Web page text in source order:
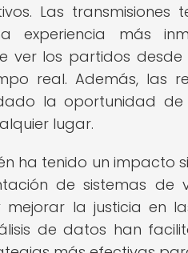
Las transmisiones
experiencia más
ver los partidos
real. Además, las
la oportunidad
lugar.
ha tenido un impacto
de sistemas de
la justicia en
de datos han